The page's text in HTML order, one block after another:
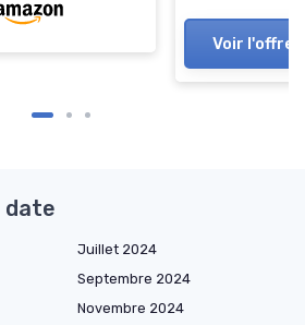
Voir l'offre
date
Juillet 2024
Septembre 2024
Novembre 2024